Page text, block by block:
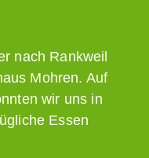
nach Rankweil
Mohren. Auf
wir uns in
Essen